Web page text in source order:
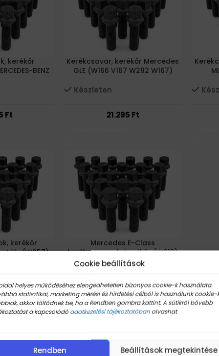
Cookie beállítások
helyes működéséhez elengedhetetlen bizonyos cookie-k használata.
statisztikai, marketing mérési és hirdetési célból is használunk cookie-
akkor töltődnek be, ha a Rendben gombra kattint. A sütikről bővebb
a kapcsolódó adatkezelési tájékoztatóban olvashat
Rendben Beállítások megtekintése
kerékőr
BENZ
Ft
Kerékcsavar, kerékőr Mercedes
GLE (W166 V167 W292 W167)
Készleten
21.295 Ft
kerékőr
(W257)
Ft
Mercedes E-Class
kerékcsavarok, kerékőr (W213)
21.295Ft
Kosárba Teszem